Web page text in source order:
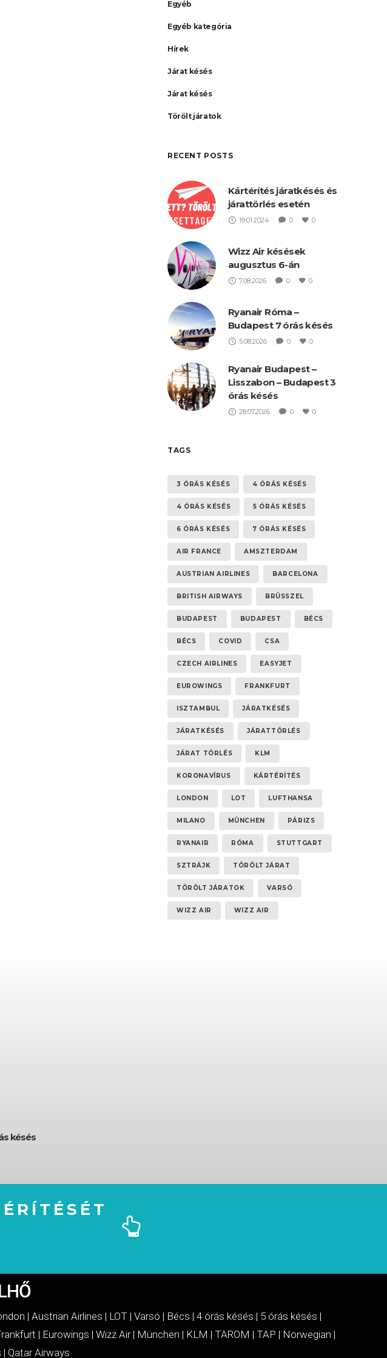
Egyéb
Egyéb kategória
Hírek
Járat késés
Járat késés
Törölt járatok
RECENT POSTS
Kártérítés járatkésés és
járattörlés esetén
19.01.2024 0 0
Wizz Air késések
augusztus 6-án
7.08.2026 0 0
Ryanair Róma –
Budapest 7 órás késés
5.08.2026 0 0
Ryanair Budapest –
Lisszabon – Budapest 3
órás késés
28.07.2026 0 0
TAGS
3 ÓRÁS KÉSÉS 4 ÓRÁS KÉSÉS
4 ÓRÁS KÉSÉS 5 ÓRÁS KÉSÉS
6 ÓRÁS KÉSÉS 7 ÓRÁS KÉSÉS
AIR FRANCE AMSZTERDAM
AUSTRIAN AIRLINES BARCELONA
BRITISH AIRWAYS BRÜSSZEL
BUDAPEST BUDAPEST BÉCS
BÉCS COVID CSA
CZECH AIRLINES EASYJET
EUROWINGS FRANKFURT
ISZTAMBUL JÁRATKÉSÉS
JÁRATKÉSÉS JÁRATTÖRLÉS
JÁRAT TÖRLÉS KLM
KORONAVÍRUS KÁRTÉRÍTÉS
LONDON LOT LUFTHANSA
MILANO MÜNCHEN PÁRIZS
RYANAIR RÓMA STUTTGART
SZTRÁJK TÖRÖLT JÁRAT
TÖRÖLT JÁRATOK VARSÓ
WIZZ AIR WIZZ AIR
késés
| Austrian Airlines | LOT | Varsó | Bécs | 4 órás késés | 5 órás késés |
| Eurowings | Wizz Air| München | KLM | TAROM | TAP | Norwegian |
| Qatar Airways